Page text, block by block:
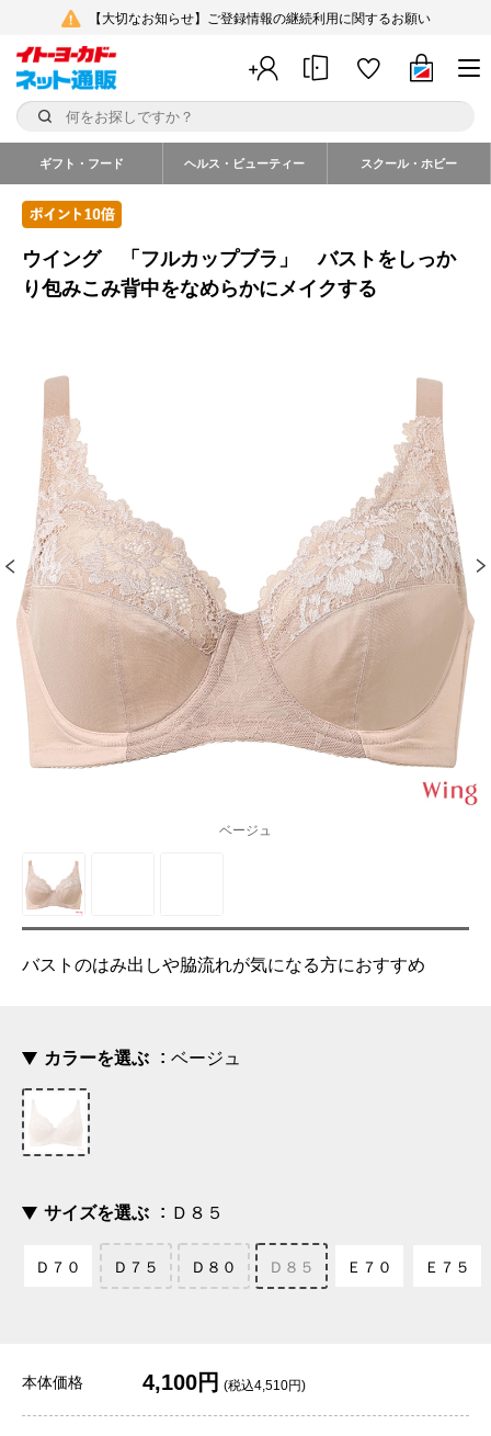
【大切なお知らせ】ご登録情報の継続利用に関するお願い
ギフト・フード ヘルス・ビューティー スクール・ホビー
ウイング 「フルカップブラ」 バストをしっか
り包みこみ背中をなめらかにメイクする
ベージュ
バストのはみ出しや脇流れが気になる方におすすめ
カラーを選ぶ ベージュ
サイズを選ぶ Ｄ８５
Ｄ７０ Ｄ７５ Ｄ８０ Ｄ８５ Ｅ７０ Ｅ７５
本体価格 4,100円 (税込4,510円)